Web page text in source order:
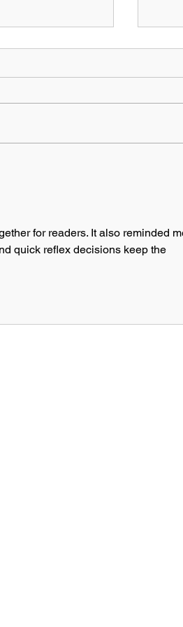
di
for readers. It also reminded
quick reflex decisions keep the